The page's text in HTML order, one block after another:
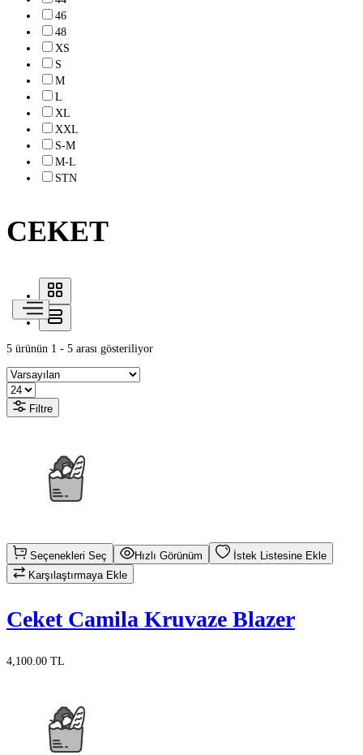
46
48
XS
S
M
L
XL
XXL
S-M
M-L
STN
CEKET
5 ürünün 1 - 5 arası gösteriliyor
Filtre
Seçenekleri Seç Hızlı Görünüm
İstek Listesine Ekle
Karşılaştırmaya Ekle
Ceket Camila Kruvaze Blazer
4,100.00 TL